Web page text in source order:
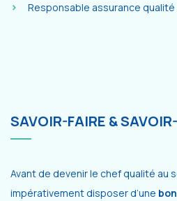
Responsable assurance qualité
SAVOIR-FAIRE &
Avant de devenir le chef qualité au
impérativement disposer d’une